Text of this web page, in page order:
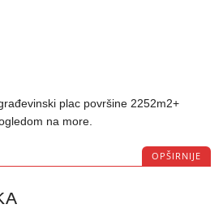
plac površine 2252m2+
na more.
OPŠIRNIJE